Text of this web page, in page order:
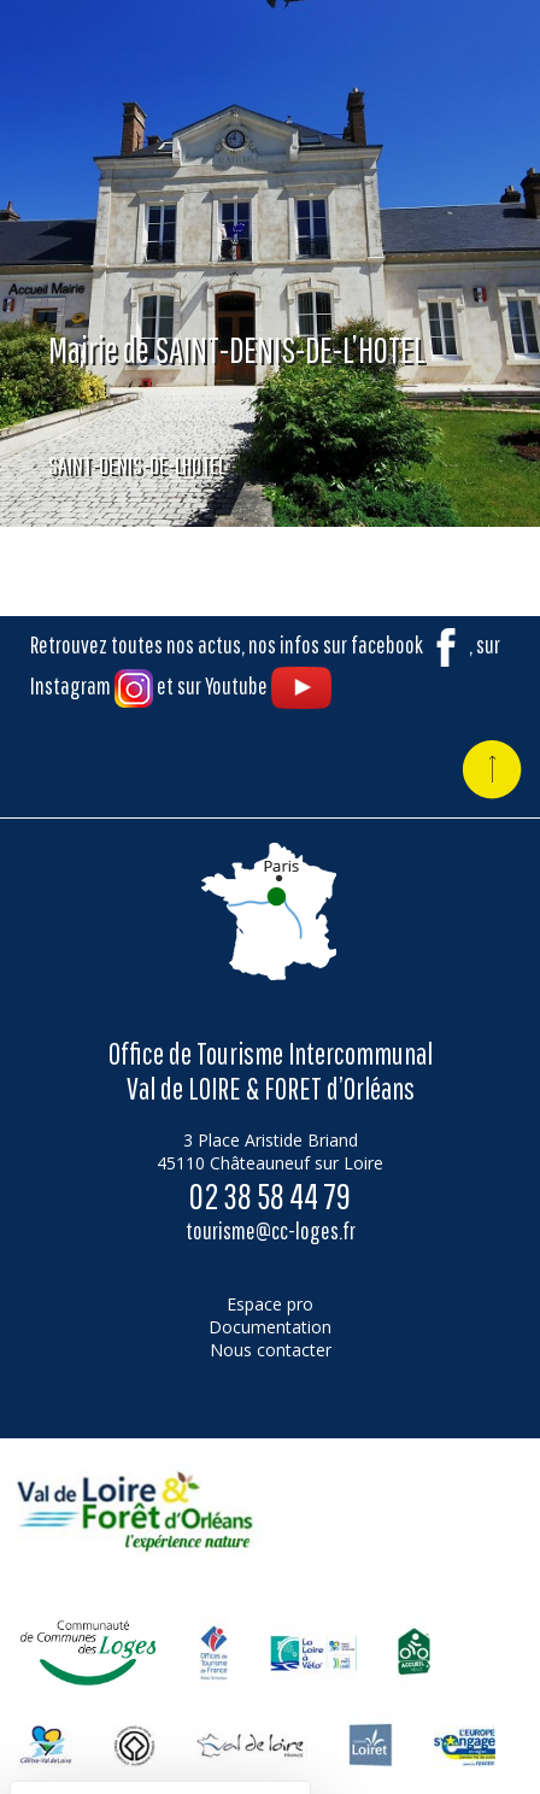
Mairie de SAINT-DENIS-DE-L’HOTEL
SAINT-DENIS-DE-LHOTEL
Retrouvez toutes nos actus, nos infos sur facebook
, sur
Instagram
et sur Youtube
Office de Tourisme Intercommunal
Val de LOIRE & FORET d’Orléans
3 Place Aristide Briand
45110 Châteauneuf sur Loire
02 38 58 44 79
tourisme@cc-loges.fr
Espace pro
Documentation
Nous contacter